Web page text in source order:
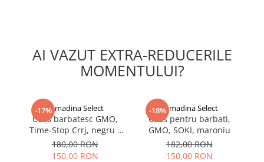
AI VAZUT EXTRA-REDUCERILE
MOMENTULUI?
-17%gomadina Select
Ceas barbatesc GMO,
Time-Stop Crrj, negru -
albastru
180,00 RON
150,00 RON
-18%gomadina Select
Ceas pentru barbati,
GMO, SOKI, maroniu
182,00 RON
150,00 RON